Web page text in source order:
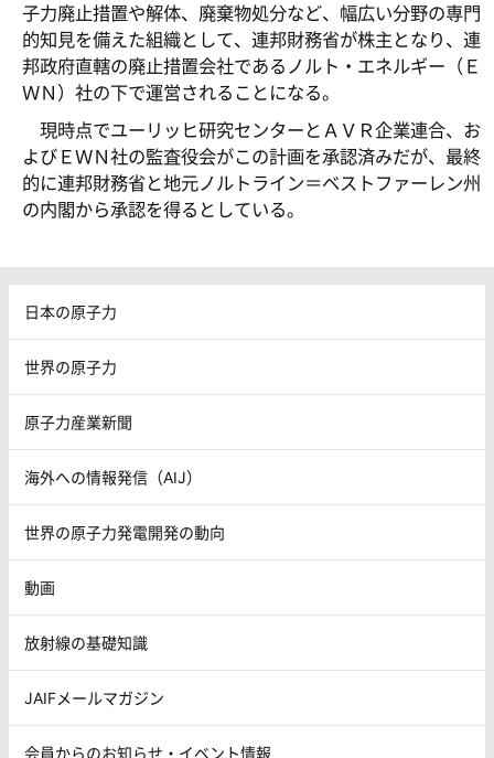
子力廃止措置や解体、廃棄物処分など、幅広い分野の専門
的知見を備えた組織として、連邦財務省が株主となり、連
邦政府直轄の廃止措置会社であるノルト・エネルギー（Ｅ
ＷＮ）社の下で運営されることになる。
現時点でユーリッヒ研究センターとＡＶＲ企業連合、お
よびＥＷＮ社の監査役会がこの計画を承認済みだが、最終
的に連邦財務省と地元ノルトライン＝ベストファーレン州
の内閣から承認を得るとしている。
日本の原子力
世界の原子力
原子力産業新聞
海外への情報発信（AIJ）
世界の原子力発電開発の動向
動画
放射線の基礎知識
JAIFメールマガジン
会員からのお知らせ・イベント情報